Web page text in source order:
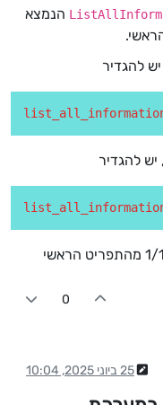
הנמצא
להגדיר
להגדיר
0
25 ביוני 2025, 10:04